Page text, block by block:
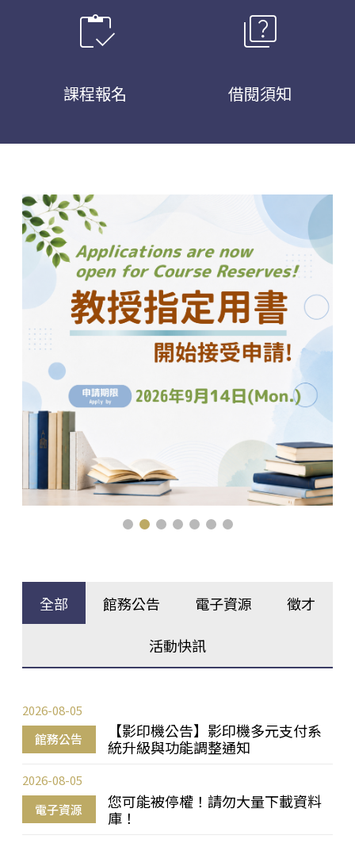
inventory
課程報名
quiz
借閱須知
全部 館務公告 電子資源 徵才
活動快訊
館務公告
【影印機公告】影印機多元支付系
統升級與功能調整通知
2026-08-05
電子資源
您可能被停權！請勿大量下載資料
庫！
2026-08-05